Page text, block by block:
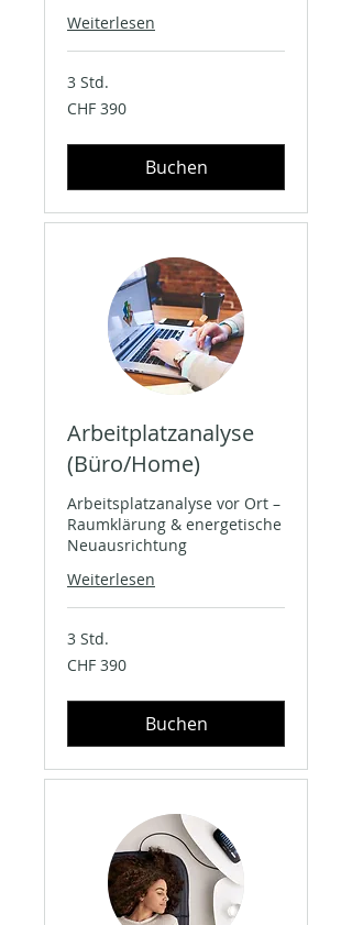
Weiterlesen
3 Std.
390
Schweizer
CHF 390
Buchen
Arbeitplatzanalyse
(Büro/Home)
Arbeitsplatzanalyse vor Ort –
Raumklärung & energetische
Neuausrichtung
Weiterlesen
3 Std.
390
Schweizer
CHF 390
Buchen